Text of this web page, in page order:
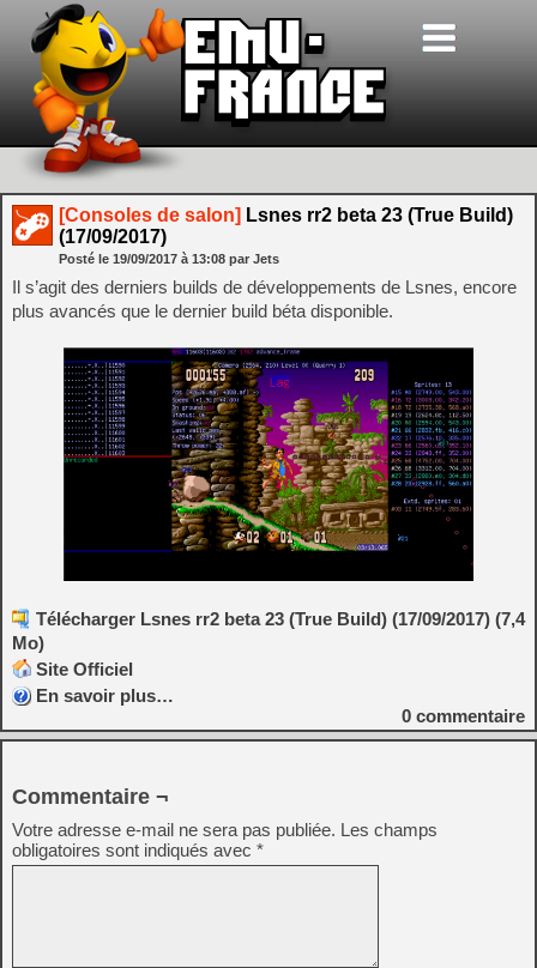
[Consoles de salon] Lsnes rr2 beta 23 (True Build)
(17/09/2017)
Posté le 19/09/2017 à 13:08 par Jets
Il s’agit des derniers builds de développements de Lsnes, encore
plus avancés que le dernier build béta disponible.
Télécharger Lsnes rr2 beta 23 (True Build) (17/09/2017) (7,4
Mo)
Site Officiel
En savoir plus…
0 commentaire
Commentaire ¬
Votre adresse e-mail ne sera pas publiée. Les champs
obligatoires sont indiqués avec *